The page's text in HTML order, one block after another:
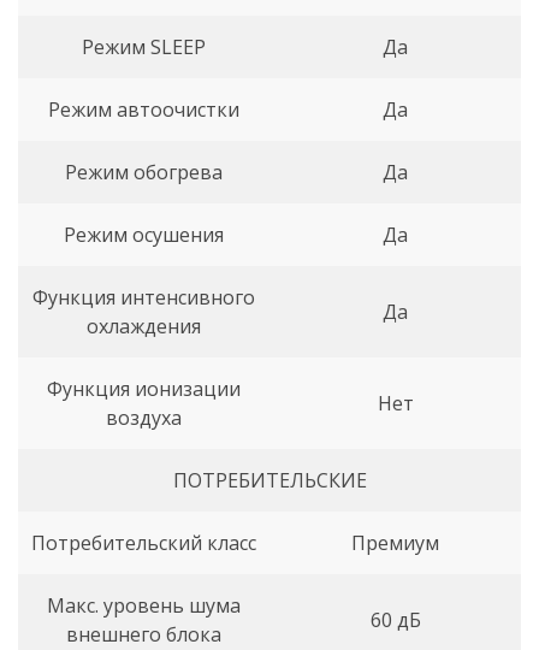
Режим SLEEP Да
Режим автоочистки Да
Режим обогрева Да
Режим осушения Да
Функция интенсивного
охлаждения
Да
Функция ионизации
воздуха
Нет
ПОТРЕБИТЕЛЬСКИЕ
Потребительский класс Премиум
Макс. уровень шума
внешнего блока
60 дБ